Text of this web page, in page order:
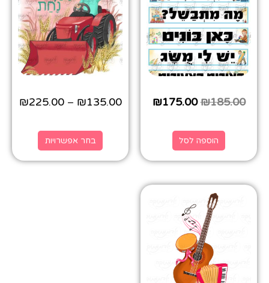
₪185.00
₪175.00
הוספה לסל
₪135.00
–
₪225.00
בחר אפשרויות